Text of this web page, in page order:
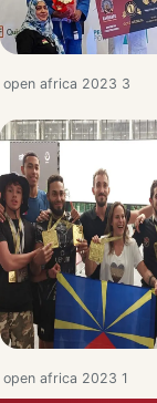
open africa 2023 3
open africa 2023 1